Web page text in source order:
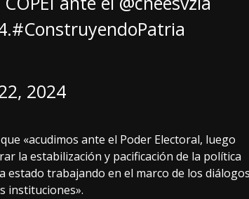
#ConstruyendoPatria
2024
«acudimos ante el Poder Electoral, luego
la estabilización y pacificación de la política
estado trabajando en el marco de los
instituciones».